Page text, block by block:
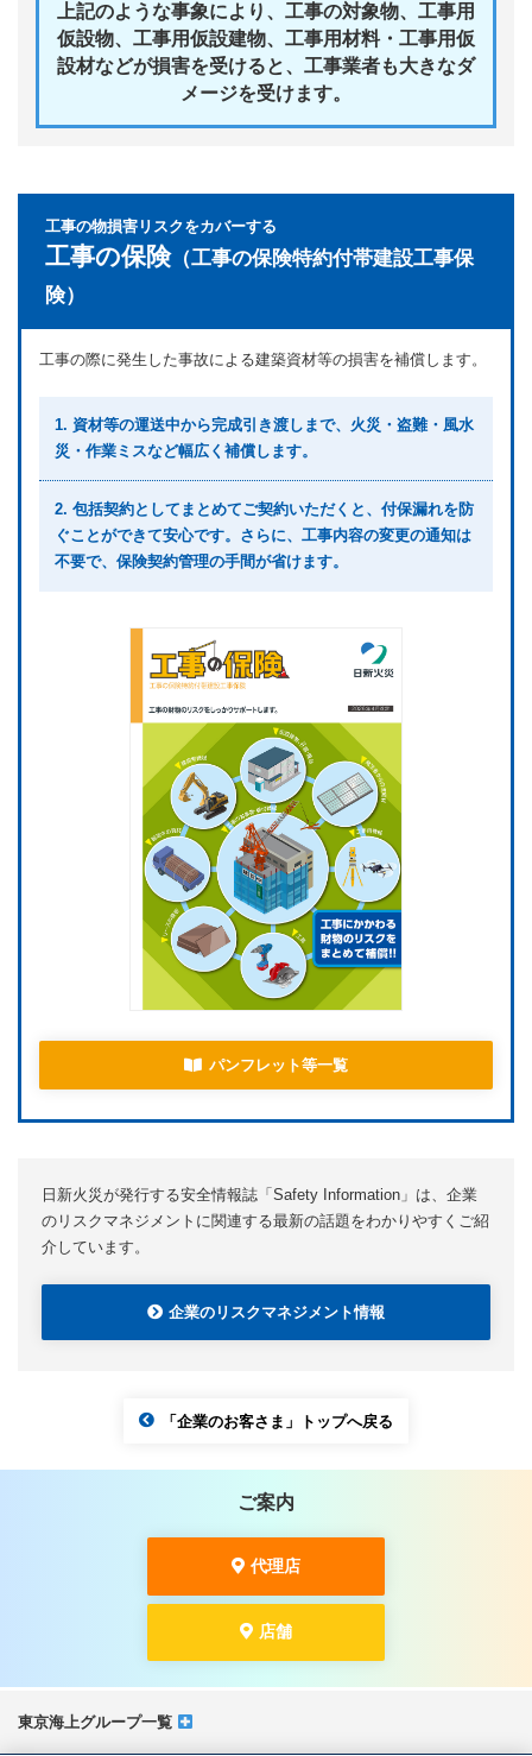
上記のような事象により、工事の対象物、工事用
仮設物、工事用仮設建物、工事用材料・工事用仮
設材などが損害を受けると、 工事業者も大きなダ
メージを受けます。
工事の物損害リスクをカバーする
工事の保険（工事の保険特約付帯建設工事保
険）
工事の際に発生した事故による建築資材等の損害を補償します。
1. 資材等の運送中から完成引き渡しまで、火災・盗難・風水
災・作業ミスなど幅広く補償します。
2. 包括契約としてまとめてご契約いただくと、付保漏れを防
ぐことができて安心です。さらに、工事内容の変更の通知は
不要で、保険契約管理の手間が省けます。
パンフレット等一覧
日新火災が発行する安全情報誌「Safety Information」は、企業
のリスクマネジメントに関連する最新の話題をわかりやすくご紹
介しています。
企業のリスクマネジメント情報
「企業のお客さま」トップへ戻る
ご案内
代理店
店舗
東京海上グループ一覧